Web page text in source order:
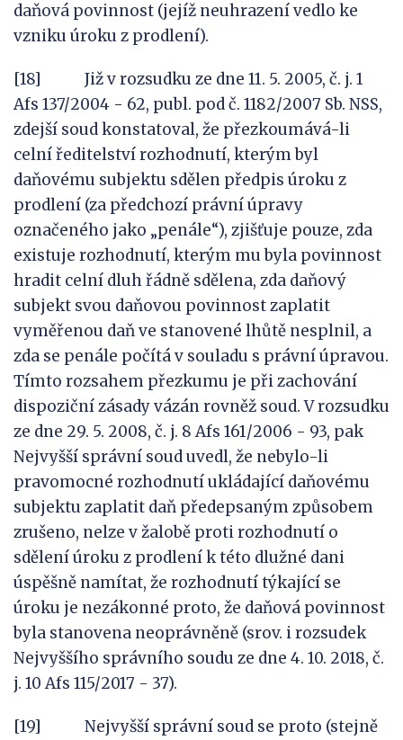
daňová povinnost (jejíž neuhrazení vedlo ke
vzniku úroku z prodlení).
[18] Již v rozsudku ze dne 11. 5. 2005, č. j. 1
Afs 137/2004 - 62, publ. pod č. 1182/2007 Sb. NSS,
zdejší soud konstatoval, že přezkoumává-li
celní ředitelství rozhodnutí, kterým byl
daňovému subjektu sdělen předpis úroku z
prodlení (za předchozí právní úpravy
označeného jako „penále“), zjišťuje pouze, zda
existuje rozhodnutí, kterým mu byla povinnost
hradit celní dluh řádně sdělena, zda daňový
subjekt svou daňovou povinnost zaplatit
vyměřenou daň ve stanovené lhůtě nesplnil, a
zda se penále počítá v souladu s právní úpravou.
Tímto rozsahem přezkumu je při zachování
dispoziční zásady vázán rovněž soud. V rozsudku
ze dne 29. 5. 2008, č. j. 8 Afs 161/2006 - 93, pak
Nejvyšší správní soud uvedl, že nebylo-li
pravomocné rozhodnutí ukládající daňovému
subjektu zaplatit daň předepsaným způsobem
zrušeno, nelze v žalobě proti rozhodnutí o
sdělení úroku z prodlení k této dlužné dani
úspěšně namítat, že rozhodnutí týkající se
úroku je nezákonné proto, že daňová povinnost
byla stanovena neoprávněně (srov. i rozsudek
Nejvyššího správního soudu ze dne 4. 10. 2018, č.
j. 10 Afs 115/2017 - 37).
[19] Nejvyšší správní soud se proto (stejně